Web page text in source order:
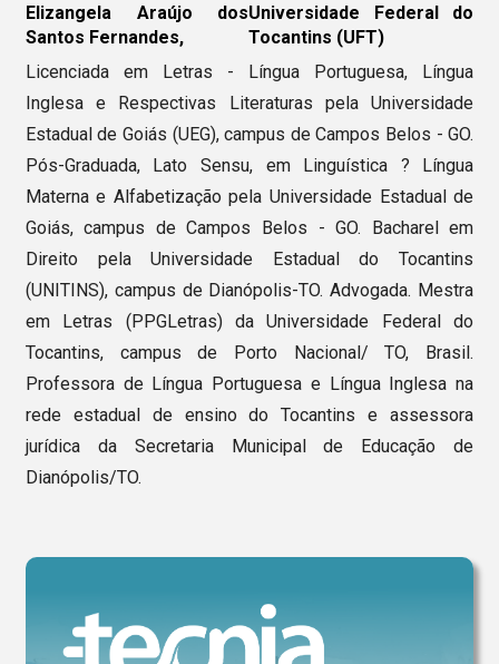
Elizangela Araújo dos
Santos Fernandes,
Universidade Federal do
Tocantins (UFT)
Licenciada em Letras - Língua Portuguesa, Língua
Inglesa e Respectivas Literaturas pela Universidade
Estadual de Goiás (UEG), campus de Campos Belos - GO.
Pós-Graduada, Lato Sensu, em Linguística ? Língua
Materna e Alfabetização pela Universidade Estadual de
Goiás, campus de Campos Belos - GO. Bacharel em
Direito pela Universidade Estadual do Tocantins
(UNITINS), campus de Dianópolis-TO. Advogada. Mestra
em Letras (PPGLetras) da Universidade Federal do
Tocantins, campus de Porto Nacional/ TO, Brasil.
Professora de Língua Portuguesa e Língua Inglesa na
rede estadual de ensino do Tocantins e assessora
jurídica da Secretaria Municipal de Educação de
Dianópolis/TO.